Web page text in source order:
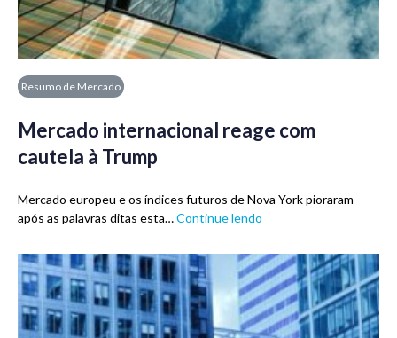
Resumo de Mercado
Mercado internacional reage com
cautela à Trump
Mercado europeu e os índices futuros de Nova York pioraram
após as palavras ditas esta…Continue lendo